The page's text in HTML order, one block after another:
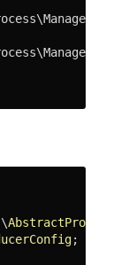
\AbstractProcess